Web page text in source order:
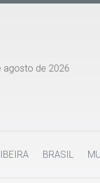
agosto de 2026
BRASIL